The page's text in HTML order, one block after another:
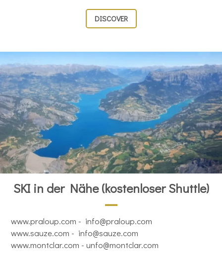
DISCOVER
SKI in der Nähe (kostenloser Shuttle)
www.praloup.com - info@praloup.com
www.sauze.com - info@sauze.com
www.montclar.com -unfo@montclar.com